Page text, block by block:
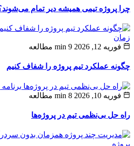
پروژه‌ تیمی همیشه دیر تمام
12, 2026
9 min مطالعه
عملکرد تیم پروژه را شفاف کنیم
برنامه
10, 2026
8 min مطالعه
حل بی‌نظمی تیم در پروژه‌ها